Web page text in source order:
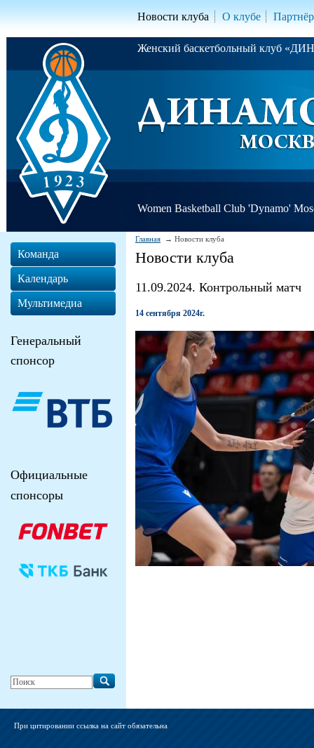
Новости клуба О клубе
Женский баскетбольный клуб
Women Basketball Club 'Dynamo'
Главная Новости клуба
Новости клуба
11.09.2024. Контрольный матч
14 сентября 2024г.
Команда
Календарь
Мультимедиа
Генеральный
спонсор
Официальные
спонсоры
При цитировании ссылка на сайт обязательна